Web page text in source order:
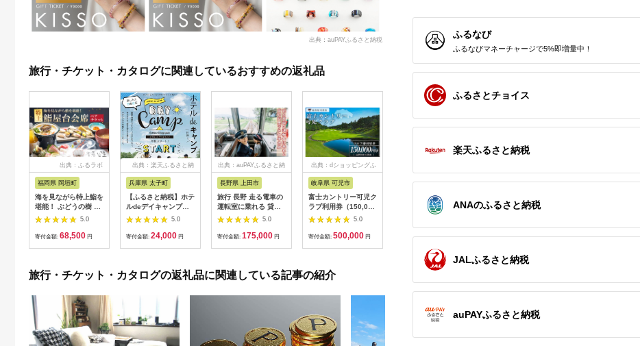
出典：auPAYふるさと納税
旅行・チケット・カタログに関連しているおすすめの返礼品
出典：ふるラボ
福岡県 岡垣町
海を見ながら特上鮨を
堪能！ ぶどうの樹 鮨
屋台ペア お食事券 海
鮮 海 屋台 食事 ペア
福岡県 岡垣町
5.0
寄付金額: 68,500 円
出典：楽天ふるさと納
兵庫県 太子町
【ふるさと納税】ホテ
ルdeデイキャンプ体
験チケット
【1364991】
5.0
寄付金額: 24,000 円
出典：auPAYふるさと納
長野県 上田市
旅行 長野 走る電車の
運転室に乗れる 貸切
列車でお仕事体験 体
験 チケット 電車 鉄道
列車 サービス 子供 子
5.0
寄付金額: 175,000 円
出典：dショッピングふ
岐阜県 可児市
富士カントリー可児ク
ラブ利用券（150,000
円分）【0018-007】
5.0
寄付金額: 500,000 円
税
静岡県 伊東市
伊東園ホテル・伊東園
ホテル別館・伊東園ホ
テル松川館 ご宿泊券
分:GAタイプ)
寄付金額:30,000円
アム
神奈川県 大磯町
賓舘 お食事券
菜 手作り 大磯名産品
お土産 父の日 贈答品
揚げ物 母の日 ギフト
おかず 有名地元店 こ
だわり 大磯グルメ 】
寄付金額:169,000円
沖縄県 石垣市
寄付金額:50,000円
旅行・チケット・カタログの返礼品に関連している記事の紹介
ふるなび
ふるなびマネーチャージで5%即増量中！
ふるさとチョイス
楽天ふるさと納税
ANAのふるさと納税
JALふるさと納税
auPAYふるさと納税